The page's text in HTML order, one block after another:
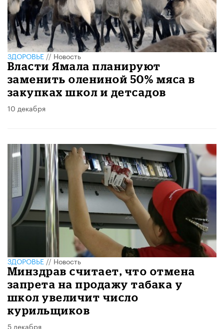
ЗДОРОВЬЕ//Новость
Власти Ямала планируют
заменить олениной 50% мяса в
закупках школ и детсадов
10 декабря
ЗДОРОВЬЕ//Новость
Минздрав считает, что отмена
запрета на продажу табака у
школ увеличит число
курильщиков
5 декабря